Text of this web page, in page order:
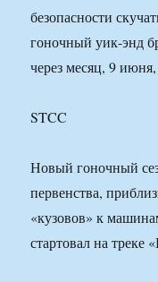
безопасности
гоночный уик-энд
через месяц, 9
STCC
Новый гоночный
первенства,
«кузовов» к
стартовал на треке